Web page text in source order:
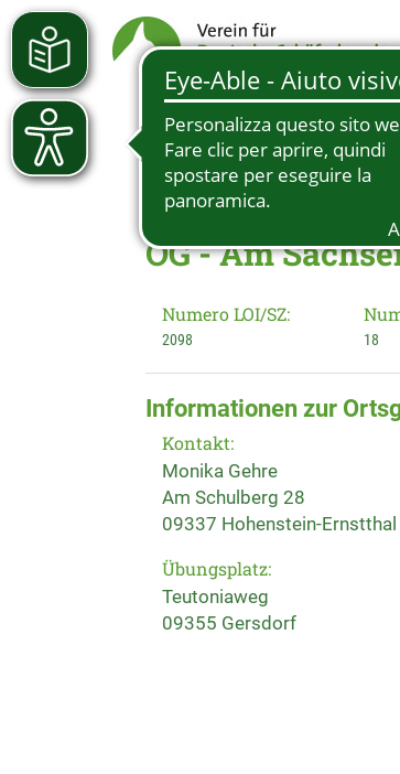
OG - Am
Numero LOI/SZ:
2098 18
Informationen zur
Kontakt:
Monika Gehre
Am Schulberg 28
09337 Hohenstein-Ernstthal
Übungsplatz:
Teutoniaweg
09355 Gersdorf